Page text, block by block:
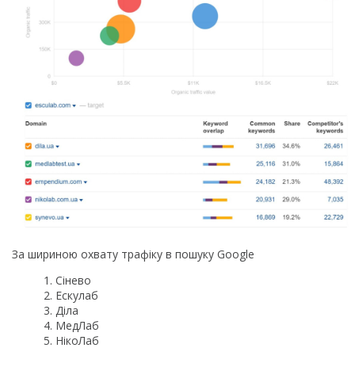
За шириною охвату трафіку в пошуку Google
Сінево
Ескулаб
Діла
МедЛаб
НікоЛаб